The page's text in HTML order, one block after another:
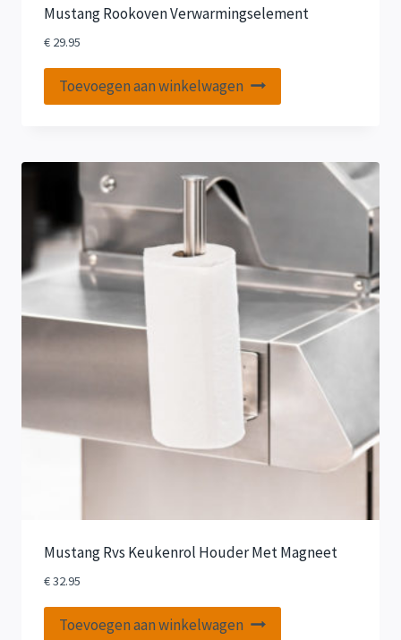
Mustang Rookoven Verwarmingselement
€29.95
Toevoegen aan winkelwagen
Mustang Rvs Keukenrol Houder Met Magneet
€32.95
Toevoegen aan winkelwagen